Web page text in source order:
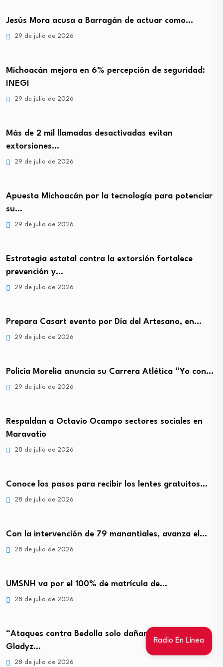
Radio En Linea
Jesús Mora acusa a Barragán de actuar como…
29 de julio de 2026
Michoacán mejora en 6% percepción de seguridad:
INEGI
29 de julio de 2026
Más de 2 mil llamadas desactivadas evitan
extorsiones…
29 de julio de 2026
Apuesta Michoacán por la tecnología para potenciar
su…
29 de julio de 2026
Estrategia estatal contra la extorsión fortalece
prevención y…
29 de julio de 2026
Prepara Casart evento por Día del Artesano, en…
29 de julio de 2026
Policía Morelia anuncia su Carrera Atlética “Yo con…
29 de julio de 2026
Respaldan a Octavio Ocampo sectores sociales en
Maravatío
28 de julio de 2026
Conoce los pasos para recibir los lentes gratuitos…
28 de julio de 2026
Con la intervención de 79 manantiales, avanza el…
28 de julio de 2026
UMSNH va por el 100% de matrícula de…
28 de julio de 2026
“Ataques contra Bedolla solo dañan al partido”:
Gladyz…
28 de julio de 2026